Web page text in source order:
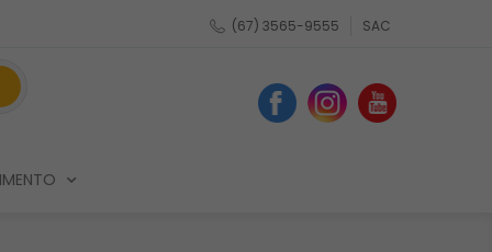
(67) 3565-9555 SAC